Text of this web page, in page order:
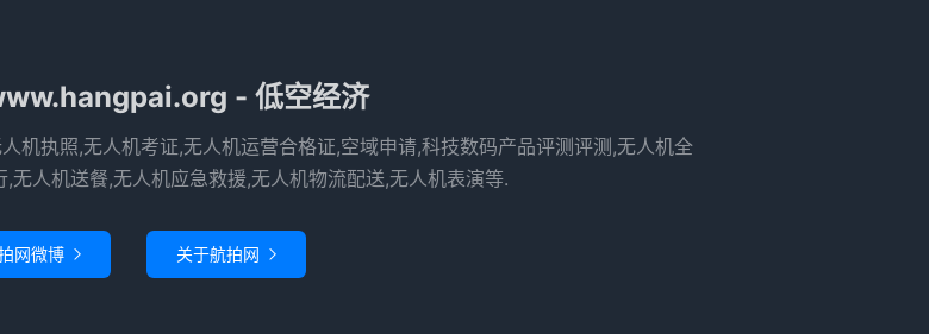
- 低空经济
机执照,无人机考证,无人机运营合格证,空域申请,科技数码产品评测评测,无人机全
无人机送餐,无人机应急救援,无人机物流配送,无人机表演等.
网微博  关于航拍网 